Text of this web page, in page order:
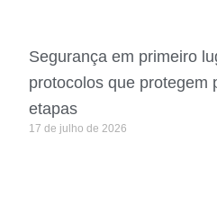
Segurança em primeiro
protocolos que protegem
etapas
17 de julho de 2026